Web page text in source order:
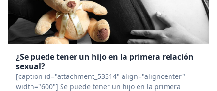
¿Se puede tener un hijo en la primera relación
sexual?
[caption id="attachment_53314" align="aligncenter"
width="600"] Se puede tener un hijo en la primera